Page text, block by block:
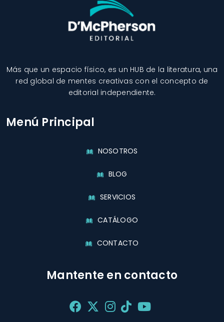
Más que un espacio físico, es un HUB de la literatura, una
red global de mentes creativas con el concepto de
editorial independiente.
Menú Principal
NOSOTROS
BLOG
SERVICIOS
CATÁLOGO
CONTACTO
Mantente en contacto